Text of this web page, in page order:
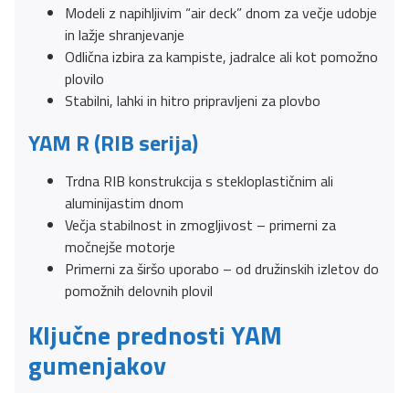
Modeli z napihljivim “air deck” dnom za večje udobje
in lažje shranjevanje
Odlična izbira za kampiste, jadralce ali kot pomožno
plovilo
Stabilni, lahki in hitro pripravljeni za plovbo
YAM R (RIB serija)
Trdna RIB konstrukcija s stekloplastičnim ali
aluminijastim dnom
Večja stabilnost in zmogljivost – primerni za
močnejše motorje
Primerni za širšo uporabo – od družinskih izletov do
pomožnih delovnih plovil
Ključne prednosti YAM
gumenjakov